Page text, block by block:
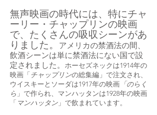
無声映画の時代には、特にチャ
ーリー・チャップリンの映画
で、たくさんの吸収シーンがあ
りました。
アメリカの禁酒法の間、
飲酒シーンは単に禁酒法にない国で設
定されました。 ホーセズネックは1914年の
映画「チャップリンの総集編」で注文され、
ウイスキーとソーダは1917年の映画 「のらく
ら 」で作られ、マンハッタンは1928年の映画
「 マンハッタン 」で飲まれています。